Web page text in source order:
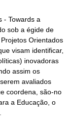
- Towards a
sob a égide de
Orientados
visam identificar,
inovadoras
assim os
avaliados
coordena, são-no
a Educação, o